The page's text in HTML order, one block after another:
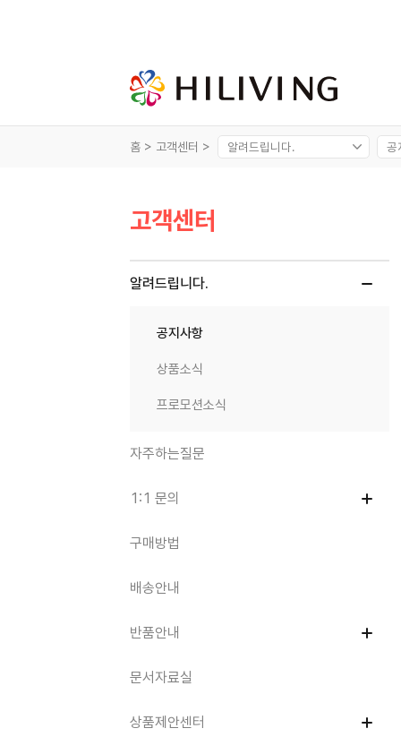
홈 > 고객센터 >
고객센터
알려드립니다.
공지사항
상품소식
프로모션소식
자주하는질문
1:1 문의
구매방법
배송안내
반품안내
문서자료실
상품제안센터